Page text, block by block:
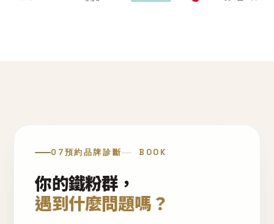
07預約品牌診斷 BOOK
你的鐵粉群，
遇到什麼問題嗎？